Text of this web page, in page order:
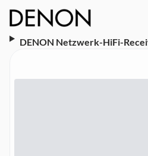
DENON Netzwerk-HiFi-